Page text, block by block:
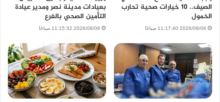
الصيف.. 10 خيارات صحية تحارب
الخمول
2026/08/06 11:17:40 صباحًا
بعيادات مدينة نصر ومدير عيادة
التأمين الصحي بالفرع
2026/08/06 11:15:32 صباحًا